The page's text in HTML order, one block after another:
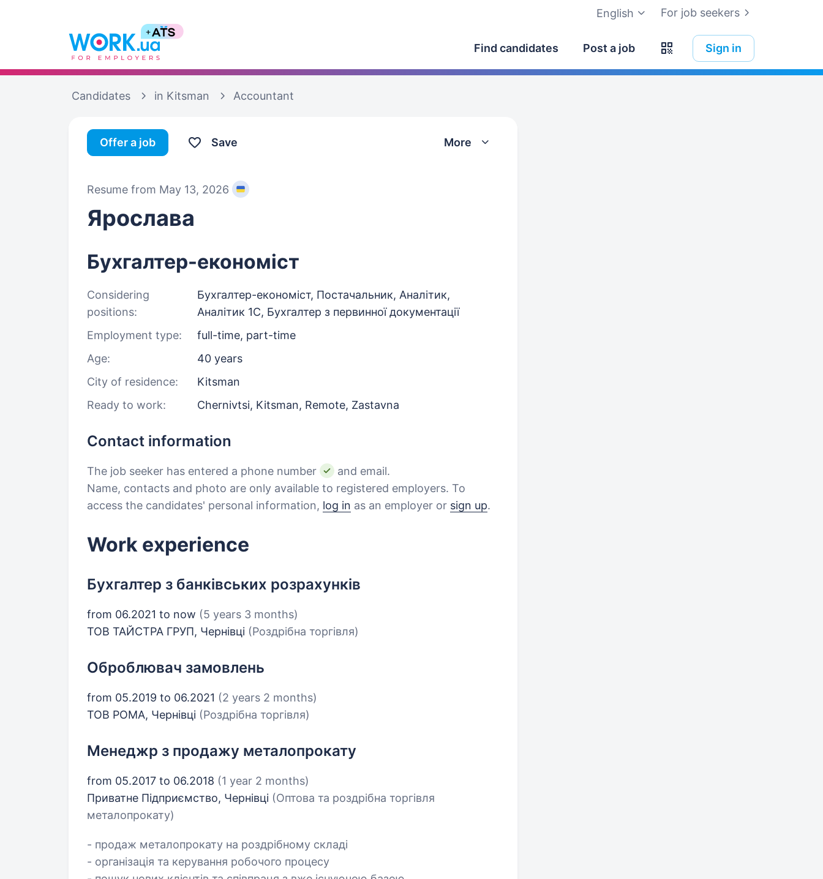
For job seekers
English
Find candidates Post a job Sign in
Candidates in Kitsman Accountant
Offer a job Save More
Resume from May 13, 2026
Ярослава
Бухгалтер-економіст
Considering
positions:
Бухгалтер-економіст, Постачальник, Аналітик,
Аналітик 1C, Бухгалтер з первинної документації
Employment type:
full-time, part-time
Age:
40 years
City of residence:
Kitsman
Ready to work:
Chernivtsi, Kitsman, Remote, Zastavna
Contact information
The job seeker has entered a phone number
and email.
Name, contacts and photo are only available to registered employers. To
access the candidates' personal information, log in as an employer or sign up.
Work experience
Бухгалтер з банківських розрахунків
from 06.2021 to now (5 years 3 months)
ТОВ ТАЙСТРА ГРУП, Чернівці (Роздрібна торгівля)
Оброблювач замовлень
from 05.2019 to 06.2021 (2 years 2 months)
ТОВ РОМА, Чернівці (Роздрібна торгівля)
Менеджр з продажу металопрокату
from 05.2017 to 06.2018 (1 year 2 months)
Приватне Підприємство, Чернівці (Оптова та роздрібна торгівля
металопрокату)
- продаж металопрокату на роздрібному складі
- організація та керування робочого процесу